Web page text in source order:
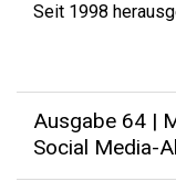
Seit 1998
Ausgabe 64 |
Social Media-